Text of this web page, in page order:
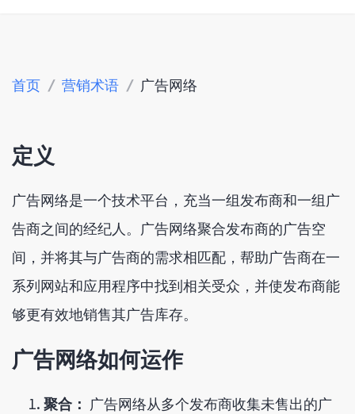
首页 / 营销术语 / 广告网络
定义
广告网络是一个技术平台，充当一组发布商和一组广
告商之间的经纪人。广告网络聚合发布商的广告空
间，并将其与广告商的需求相匹配，帮助广告商在一
系列网站和应用程序中找到相关受众，并使发布商能
够更有效地销售其广告库存。
广告网络如何运作
聚合： 广告网络从多个发布商收集未售出的广